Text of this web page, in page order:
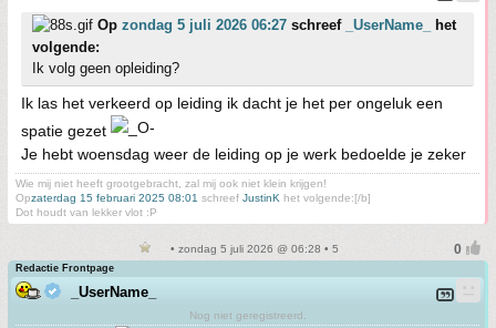
Op zondag 5 juli 2026 06:27 schreef _UserName_
het
volgende:
Ik volg geen opleiding?
Ik las het verkeerd op leiding ik dacht je het per ongeluk een
spatie gezet
Je hebt woensdag weer de leiding op je werk bedoelde je zeker
Wie mij niet heeft grootgebracht, zal mij ook niet klein krijgen!
Opzaterdag 15 februari 2025 08:01 schreef JustinK het volgende:[/b]
Dot houdt van lekker vlot :P
• zondag 5 juli 2026 @ 06:28 • 5
Redactie Frontpage
_UserName_
Nog niet geregistreerd.